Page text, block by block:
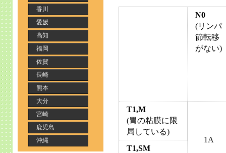
N0
(リンパ
節転移
がない)
T1,M
(胃の粘膜に限
局している)
1A
T1,SM
香川
愛媛
高知
福岡
佐賀
長崎
熊本
大分
宮崎
鹿児島
沖縄